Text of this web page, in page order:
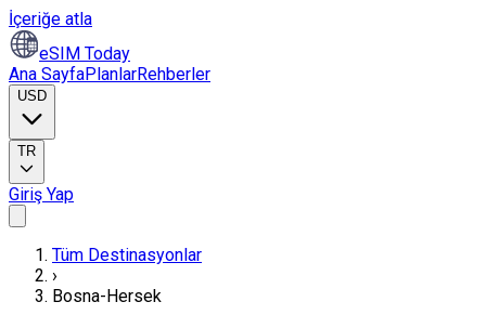
İçeriğe atla
eSIM Today
Ana SayfaPlanlarRehberler
USD
TR
Giriş Yap
Tüm Destinasyonlar
›
Bosna-Hersek